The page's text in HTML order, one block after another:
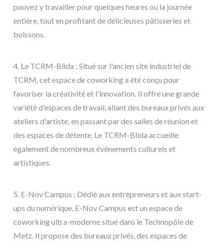
pouvez y travailler pour quelques heures ou la journée
entière, tout en profitant de délicieuses pâtisseries et
boissons.
4. Le TCRM-Blida : Situé sur l'ancien site industriel de
TCRM, cet espace de coworking a été conçu pour
favoriser la créativité et l'innovation. Il offre une grande
variété d'espaces de travail, allant des bureaux privés aux
ateliers d'artiste, en passant par des salles de réunion et
des espaces de détente. Le TCRM-Blida accueille
également de nombreux événements culturels et
artistiques.
5. E-Nov Campus : Dédié aux entrepreneurs et aux start-
ups du numérique, E-Nov Campus est un espace de
coworking ultra-moderne situé dans le Technopôle de
Metz. Il propose des bureaux privés, des espaces de